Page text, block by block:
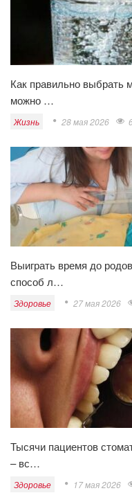
Как правильно выбрать
можно …
Жизнь 28 мая 2026
Выиграть время до
способ л…
Здоровье 27 мая 2026
Тысячи пациентов
– вс…
Здоровье 17 мая 2026